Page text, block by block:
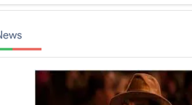
రన్‌టైమ్‌తో సెన్సార్ బోర్డ్ నుండి
రెహమాన్ సంగీతం అందిస్తున్నారు.
మీడియాను షేక్ చేస్తున్నాయి. పల్లెటూరి
అతను ఎదుర్కొన్న సవాళ్లు, ఆపై
ఖాయంగా కనిపిస్తోంది. సరికొత్త